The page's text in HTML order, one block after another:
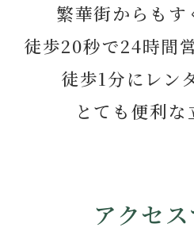
繁華街からもす
徒歩20秒で24時間
徒歩1分にレン
とても便利な
アクセ